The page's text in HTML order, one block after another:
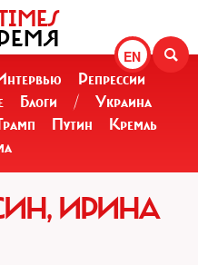
EN
Репрессии
Блоги /
Украина
Путин
Кремль
ИРИНА